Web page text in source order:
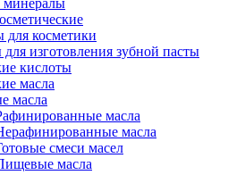
для косметики
изготовления зубной пасты
кислоты
масла
масла
масла
масла
смеси масел
масла